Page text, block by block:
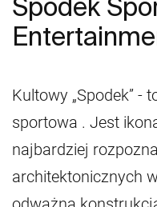
Spodek
Kultowy „Spodek” -
sportowa . Jest
najbardziej
architektonicznych